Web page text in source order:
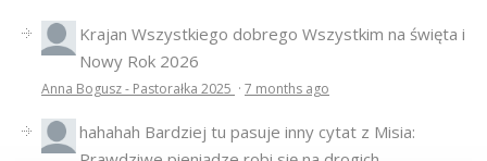
Krajan Wszystkiego dobrego Wszystkim na święta i
Nowy Rok 2026
Anna Bogusz - Pastorałka 2025 · 7 months ago
hahahah Bardziej tu pasuje inny cytat z Misia: